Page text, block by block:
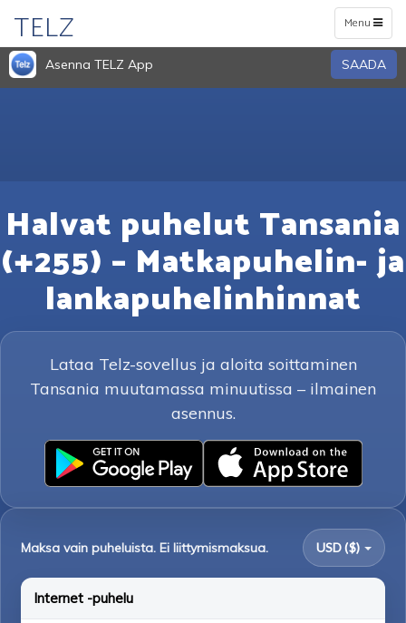
Toggle
navigation
Menu
TELZ
Asenna TELZ App SAADA
Halvat puhelut Tansania
(+255) – Matkapuhelin- ja
lankapuhelinhinnat
Lataa Telz-sovellus ja aloita soittaminen
Tansania muutamassa minuutissa – ilmainen
asennus.
Maksa vain puheluista. Ei liittymismaksua. USD ($)
Internet -puhelu